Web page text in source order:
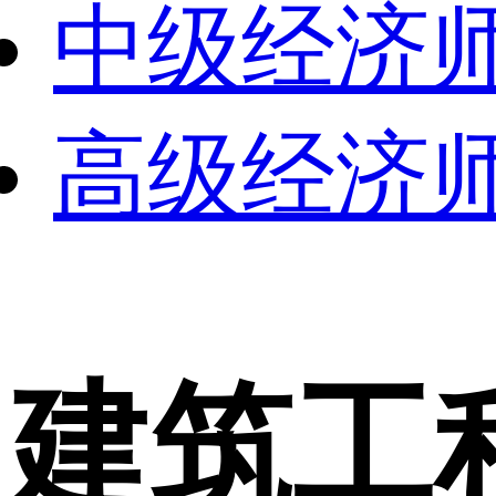
中级经济
高级经济
建筑工